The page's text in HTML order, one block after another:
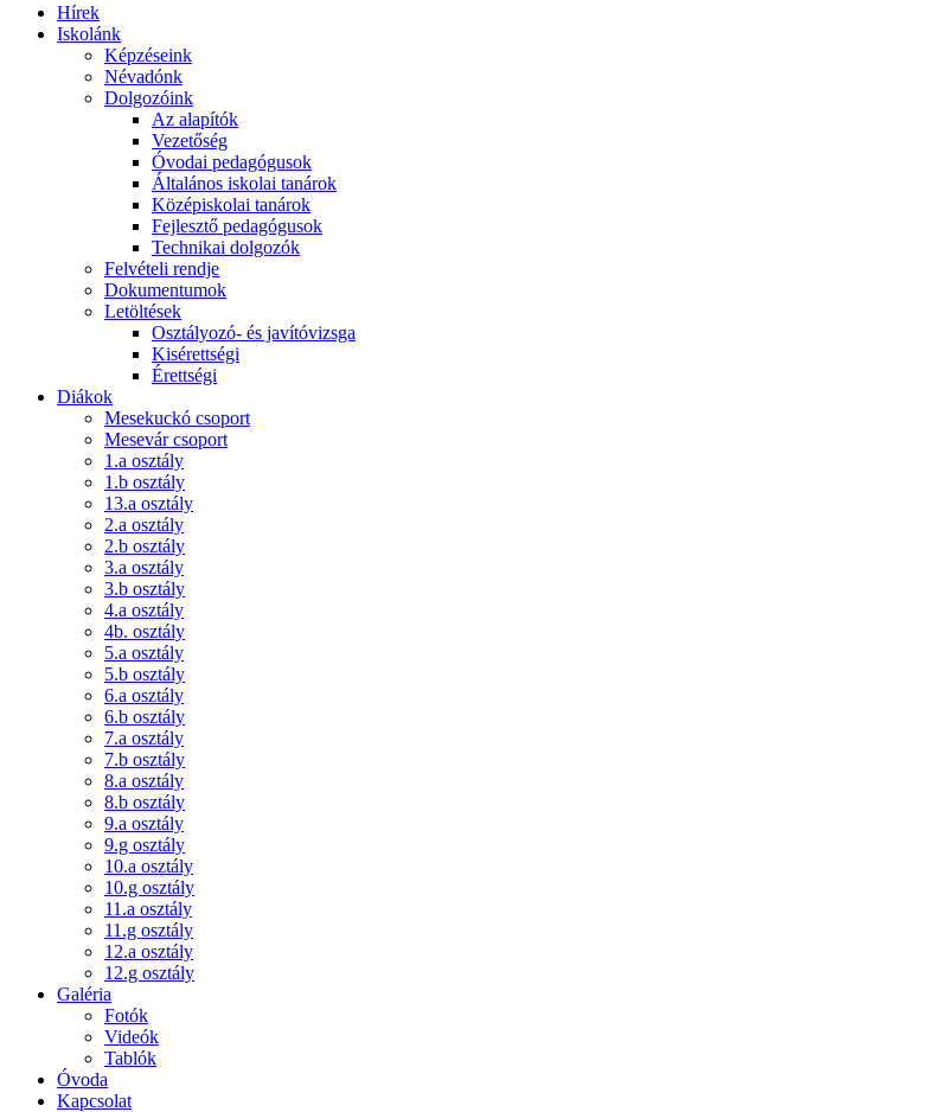
Hírek
Iskolánk
Képzéseink
Névadónk
Dolgozóink
Az alapítók
Vezetőség
Óvodai pedagógusok
Általános iskolai tanárok
Középiskolai tanárok
Fejlesztő pedagógusok
Technikai dolgozók
Felvételi rendje
Dokumentumok
Letöltések
Osztályozó- és javítóvizsga
Kisérettségi
Érettségi
Diákok
Mesekuckó csoport
Mesevár csoport
1.a osztály
1.b osztály
13.a osztály
2.a osztály
2.b osztály
3.a osztály
3.b osztály
4.a osztály
4b. osztály
5.a osztály
5.b osztály
6.a osztály
6.b osztály
7.a osztály
7.b osztály
8.a osztály
8.b osztály
9.a osztály
9.g osztály
10.a osztály
10.g osztály
11.a osztály
11.g osztály
12.a osztály
12.g osztály
Galéria
Fotók
Videók
Tablók
Óvoda
Kapcsolat